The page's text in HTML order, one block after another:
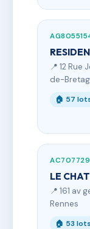
📍 12
de-
🏠 57
LE
📍 161 av
Rennes
🏠 53 lots